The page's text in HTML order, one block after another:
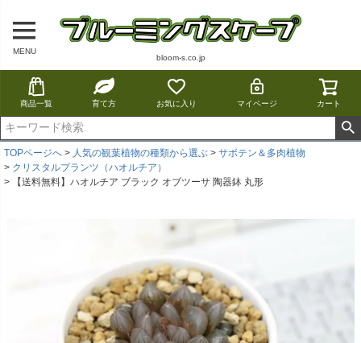
MENU
bloom-s.co.jp
商品一覧 育て方 お気に入り マイページ カート
TOPページへ 人気の観葉植物の種類から選ぶ
サボテン＆多肉植物
クリスタルプランツ（ハオルチア）
【送料無料】ハオルチア ブラック オブツーサ 陶器鉢 丸形